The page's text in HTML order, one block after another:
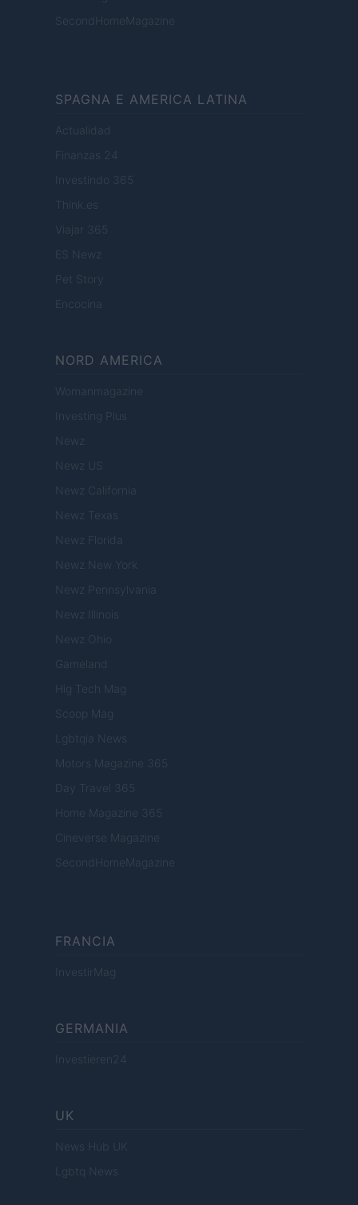
SecondHomeMagazine
SPAGNA E AMERICA LATINA
Actualidad
Finanzas 24
Investindo 365
Think.es
Viajar 365
ES Newz
Pet Story
Encocina
NORD AMERICA
Womanmagazine
Investing Plus
Newz
Newz US
Newz California
Newz Texas
Newz Florida
Newz New York
Newz Pennsylvania
Newz Illinois
Newz Ohio
Gameland
Hig Tech Mag
Scoop Mag
Lgbtqia News
Motors Magazine 365
Day Travel 365
Home Magazine 365
Cineverse Magazine
SecondHomeMagazine
FRANCIA
InvestirMag
GERMANIA
Investieren24
UK
News Hub UK
Lgbtq News